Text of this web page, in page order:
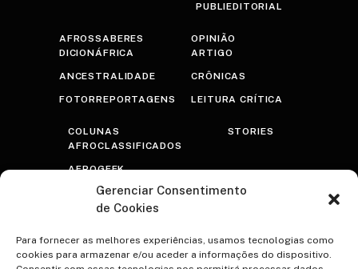
Gerenciar Consentimento
de Cookies
Para fornecer as melhores experiências, usamos tecnologias como
cookies para armazenar e/ou aceder a informações do dispositivo.
PUBLIEDITORIAL
AFROSSABERES
DICIONÁFRICA
ANCESTRALIDADE
FOTORREPORTAGENS
OPINIÃO
ARTIGO
CRÔNICAS
LEITURA CRÍTICA
COLUNAS
AFROCLASSIFICADOS
AFROGEEK
RASTROS
AFROTRANSFUTURISTA
OLHAR PRETO
PSICOTERAPRETO
STORIES